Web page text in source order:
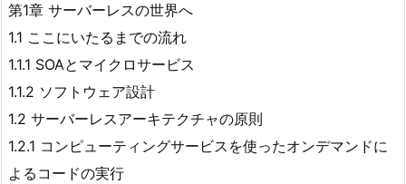
第1章 サーバーレスの世界へ
1.1 ここにいたるまでの流れ
1.1.1 SOAとマイクロサービス
1.1.2 ソフトウェア設計
1.2 サーバーレスアーキテクチャの原則
1.2.1 コンピューティングサービスを使ったオンデマンドに
よるコードの実行